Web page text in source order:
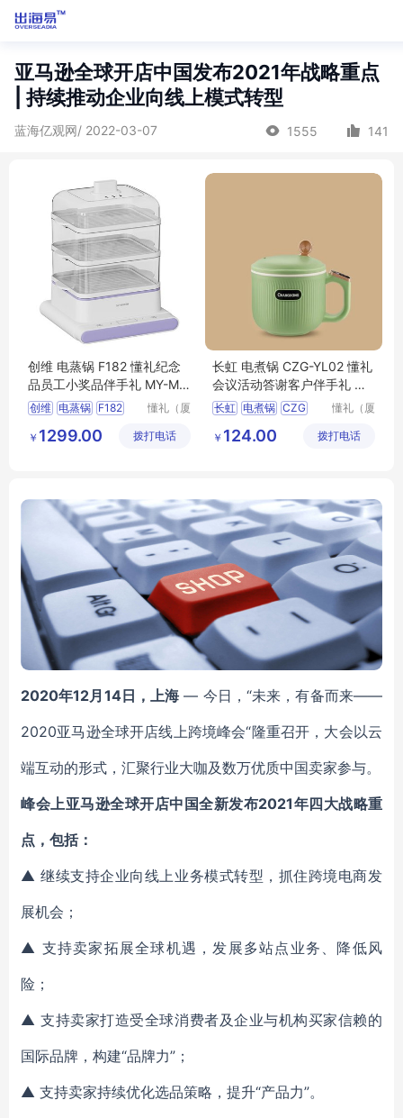
亚马逊全球开店中国发布2021年战略重点
| 持续推动企业向线上模式转型
蓝海亿观网/ 2022-03-07 1555 141
创维 电蒸锅 F182 懂礼纪念
品员工小奖品伴手礼 MY-MS
MX-(T)-25
创维 电蒸锅 F182
MY
MSMX T
懂礼（厦
链有限公
￥ 1299.00 拨打电话
长虹 电煮锅 CZG-YL02 懂礼
会议活动答谢客户伴手礼 MY
-HNHS-L5-16
长虹 电煮锅 CZG
会议活动答谢客户伴手礼
懂礼（厦
链有限公
￥ 124.00 拨打电话
2020年12月14日，上海 — 今日，“未来，有备而来——
2020亚马逊全球开店线上跨境峰会“隆重召开，大会以云
端互动的形式，汇聚行业大咖及数万优质中国卖家参与。
峰会上亚马逊全球开店中国全新发布2021年四大战略重
点，包括：
▲ 继续支持企业向线上业务模式转型，抓住跨境电商发
展机会；
▲ 支持卖家拓展全球机遇，发展多站点业务、降低风
险；
▲ 支持卖家打造受全球消费者及企业与机构买家信赖的
国际品牌，构建“品牌力”；
▲ 支持卖家持续优化选品策略，提升“产品力”。